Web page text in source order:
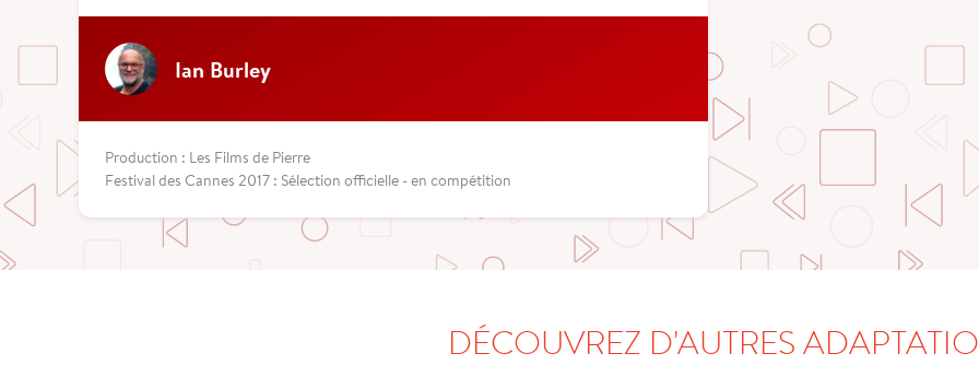
Ian Burley
Production : Les Films de Pierre
Festival des Cannes 2017 : Sélection officielle - en compétition
DÉCOUVREZ D'AUTRES